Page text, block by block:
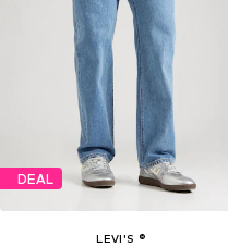
DEAL
LEVI'S ®